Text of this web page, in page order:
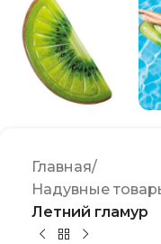
Главная
Надувные
Летний гламур